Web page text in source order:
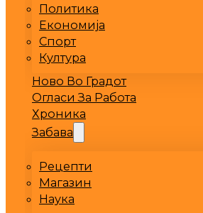
Политика
Економија
Спорт
Култура
Ново Во Градот
Огласи За Работа
Хроника
Забава
Рецепти
Магазин
Наука